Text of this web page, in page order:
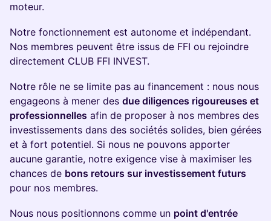
moteur.
Notre fonctionnement est autonome et indépendant.
Nos membres peuvent être issus de FFI ou rejoindre
directement CLUB FFI INVEST.
Notre rôle ne se limite pas au financement : nous nous
engageons à mener des due diligences rigoureuses et
professionnelles afin de proposer à nos membres des
investissements dans des sociétés solides, bien gérées
et à fort potentiel. Si nous ne pouvons apporter
aucune garantie, notre exigence vise à maximiser les
chances de bons retours sur investissement futurs
pour nos membres.
Nous nous positionnons comme un point d'entrée